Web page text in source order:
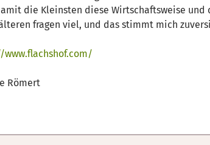
die Kleinsten diese Wirtschaftsweise
fragen viel, und das stimmt mich
Römert